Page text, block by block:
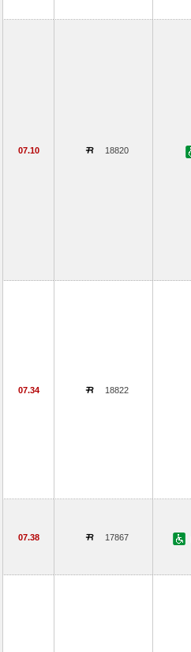
07.10 18820
07.34 18822
07.38 17867